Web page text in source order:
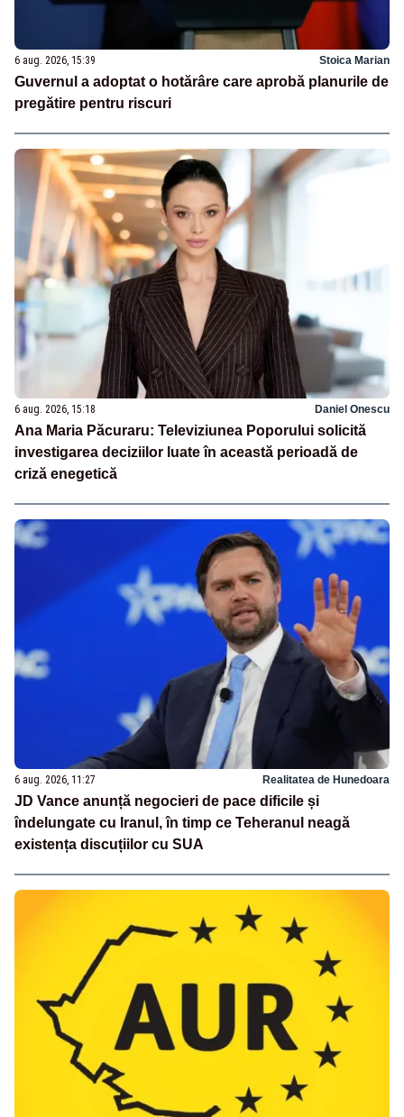
6 aug. 2026, 15:39 Stoica Marian
Guvernul a adoptat o hotărâre care aprobă planurile de
pregătire pentru riscuri
6 aug. 2026, 15:18 Daniel Onescu
Ana Maria Păcuraru: Televiziunea Poporului solicită
investigarea deciziilor luate în această perioadă de
criză enegetică
6 aug. 2026, 11:27 Realitatea de Hunedoara
JD Vance anunță negocieri de pace dificile și
îndelungate cu Iranul, în timp ce Teheranul neagă
existența discuțiilor cu SUA